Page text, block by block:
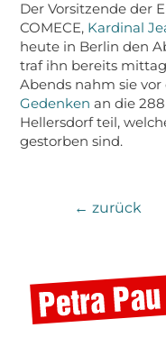
Der Vorsitzende der
COMECE, Kardinal
heute in Berlin den
traf ihn bereits
Abends nahm sie
Gedenken an die
Hellersdorf teil,
gestorben sind.
← zurück